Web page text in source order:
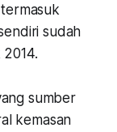
sudah
sumber
kemasan